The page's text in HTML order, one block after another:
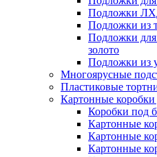
Подложки
Подложки из
Подложки
золото
Подложки из
Многоярусные
Пластиковые
Картонные коробки
Коробки под
Картонные
Картонные
Картонные